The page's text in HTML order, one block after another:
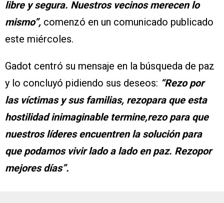
libre y segura. Nuestros vecinos merecen lo
mismo”, comenzó en un comunicado publicado
este miércoles.
Gadot centró su mensaje en la búsqueda de paz
y lo concluyó pidiendo sus deseos: “Rezo por
las víctimas y sus familias, rezopara que esta
hostilidad inimaginable termine,rezo para que
nuestros líderes encuentren la solución para
que podamos vivir lado a lado en paz. Rezopor
mejores días”.